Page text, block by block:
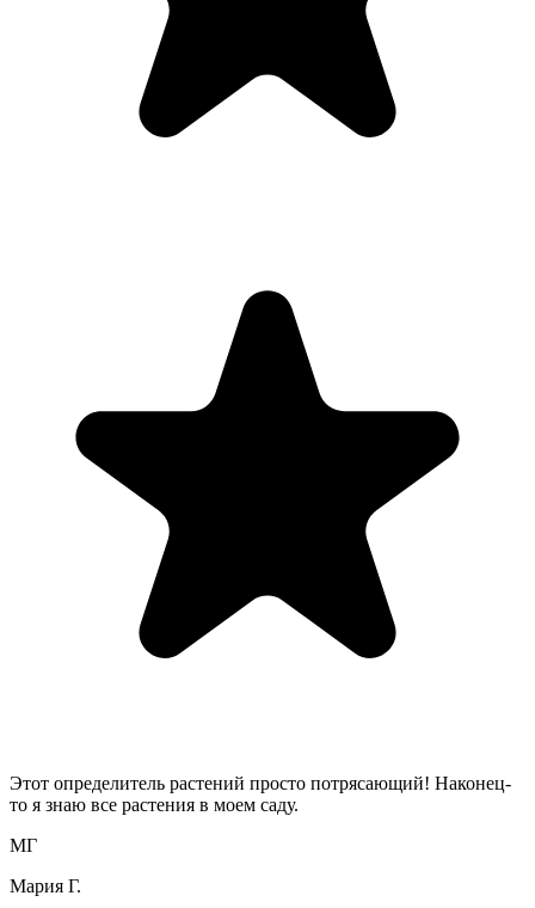
Этот определитель растений просто потрясающий! Наконец-
то я знаю все растения в моем саду.
МГ
Мария Г.